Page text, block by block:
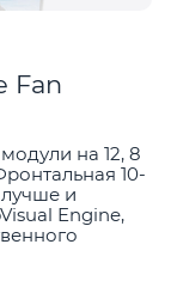
Fan
на 12, 8
10-
и
Engine,